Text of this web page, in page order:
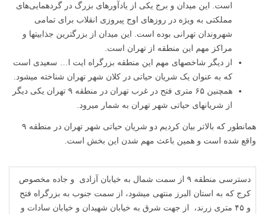
است. این میدان و برج یکی از یادآورهای بزرگ در گردهمایی‌های
مملکتی به ویژه در روزهای اوج پیروزی انقلاب برای تمامی
شهروندان تهرانی بوده است. این میدان از بزرگترین جذابیتها و
مراکز مهم این منطقه از تهران است.
از دیگر شاخصهای مهم این منطقه بزرگراه ایت ا… سعیدی است
که به عنوان یک شریان حیاتی در کلان شهر تهران شناخته میشود.
همچنین ۶۵ متری فتح در غرب تهران در منطقه ۹ تهران یکی دیگر
از شریانهای حیاتی شهر تهران به شمار میرود.
همانطور که بالاتر بیان کردیم دو شریان حیاتی شهر تهران در منطقه ۹
واقع شده است و همین باعث مهم شدن این بخش است.
دسترسی منطقه ۹ از سمت شمال به خیابان آزادی و جاده مخصوص
کرج که به استان البرز منتهی میشود، از سمت جنوب به بزرگراه فتح
و ۴۵ متری زرند، از جهت شرق به خیابان شهیدان و خیابان سادات و